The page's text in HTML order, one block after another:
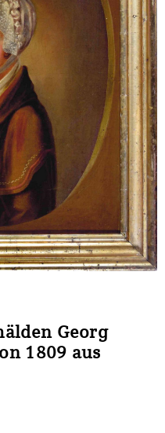
Georg
1809 aus